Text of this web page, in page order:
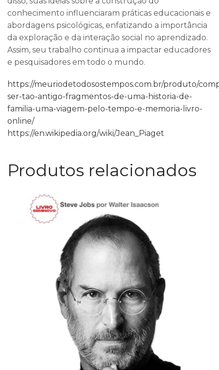
conhecimento influenciaram práticas educacionais e
abordagens psicológicas, enfatizando a importância
da exploração e da interação social no aprendizado.
Assim, seu trabalho continua a impactar educadores
e pesquisadores em todo o mundo.
https://meuriodetodosostempos.com.br/produto/
ser-tao-antigo-fragmentos-de-uma-historia-de-
familia-uma-viagem-pelo-tempo-e-memoria-livro-
online/
https://en.wikipedia.org/wiki/Jean_Piaget
Produtos relacionados